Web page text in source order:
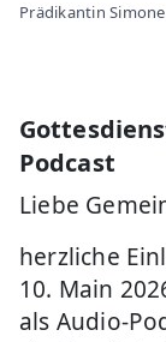
Prädikantin
Podcast
Liebe
herzliche
10. Main
als Audio-